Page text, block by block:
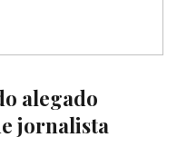
alegado
jornalista